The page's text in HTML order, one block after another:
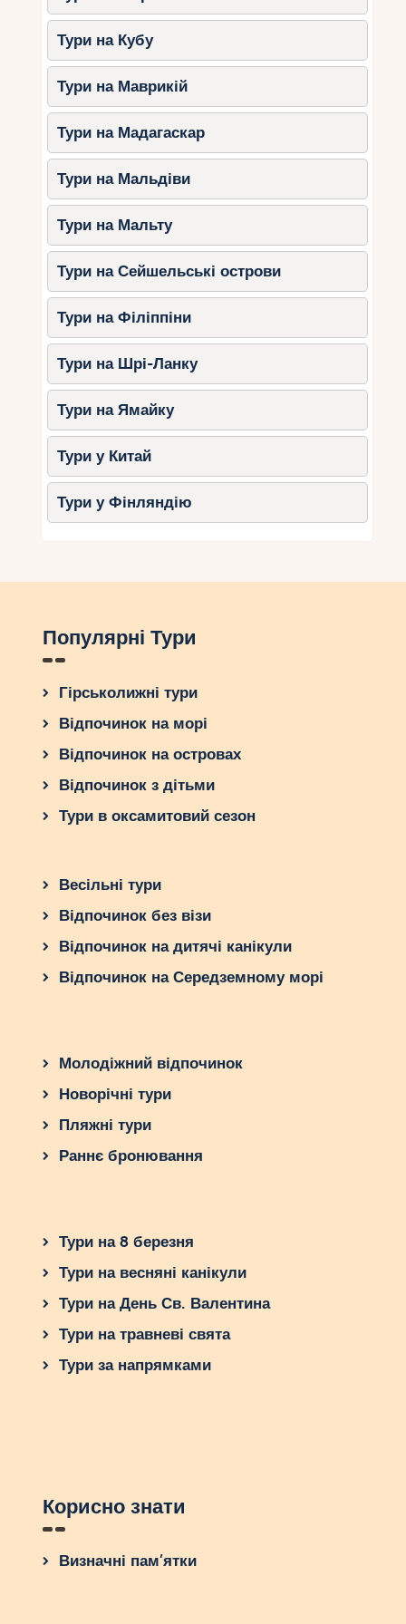
Комбіновані тури Кубою дозволяють за одну
поїздку відкрити кілька граней цієї дивовижної
країни. Незалежно від того, чи виберете ви
класичний маршрут Гавана + Варадеро,
колоніальний Тринідад + пляжі Кайо-Санта-
Марія або досліджуєте східну Кубу, ваша
подорож буде насиченою та незабутньою.
Насолоджуйтесь піщаними пляжами, вивчайте
історію, пробуйте місцеві делікатеси та
вбирайте ритми сальси – Куба чекає на вас!
Тури на Кубу
Тури на Маврикій
Тури на Мадагаскар
Тури на Мальдіви
Тури на Мальту
Тури на Сейшельські острови
Тури на Філіппіни
Тури на Шрі-Ланку
Тури на Ямайку
Тури у Китай
Тури у Фінляндію
Популярні Тури
Гірськолижні тури
Відпочинок на морі
Відпочинок на островах
Відпочинок з дітьми
Тури в оксамитовий сезон
Весільні тури
Відпочинок без візи
Відпочинок на дитячі канікули
Відпочинок на Середземному морі
Молодіжний відпочинок
Новорічні тури
Пляжні тури
Раннє бронювання
Тури на 8 березня
Тури на весняні канікули
Тури на День Св. Валентина
Тури на травневі свята
Тури за напрямками
Корисно знати
Визначні пам’ятки